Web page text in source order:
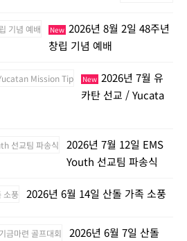
New 2026년 8월 2일 48주년
창립 기념 예배
New 2026년 7월 유
카탄 선교 / Yucata
2026년 7월 12일 EMS
Youth 선교팀 파송식
2026년 6월 14일 산돌 가족 소풍
2026년 6월 7일 산돌